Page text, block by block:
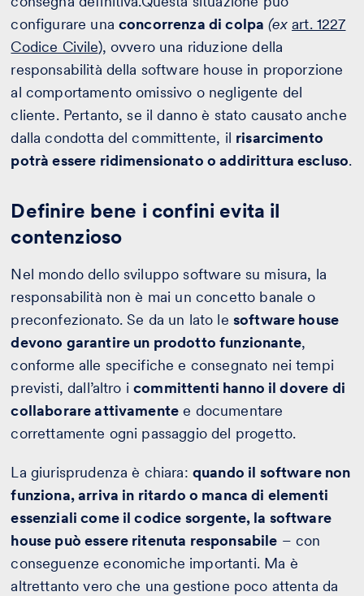
configurare una concorrenza di colpa (ex art. 1227
Codice Civile), ovvero una riduzione della
responsabilità della software house in proporzione
al comportamento omissivo o negligente del
cliente. Pertanto, se il danno è stato causato anche
dalla condotta del committente, il risarcimento
potrà essere ridimensionato o addirittura escluso.
Definire bene i confini evita il
contenzioso
Nel mondo dello sviluppo software su misura, la
responsabilità non è mai un concetto banale o
preconfezionato. Se da un lato le software house
devono garantire un prodotto funzionante,
conforme alle specifiche e consegnato nei tempi
previsti, dall’altro icommittenti hanno il dovere di
collaborare attivamente e documentare
correttamente ogni passaggio del progetto.
La giurisprudenza è chiara: quando il software non
funziona, arriva in ritardo o manca di elementi
essenziali come il codice sorgente, la software
house può essere ritenuta responsabile – con
conseguenze economiche importanti. Ma è
altrettanto vero che una gestione poco attenta da